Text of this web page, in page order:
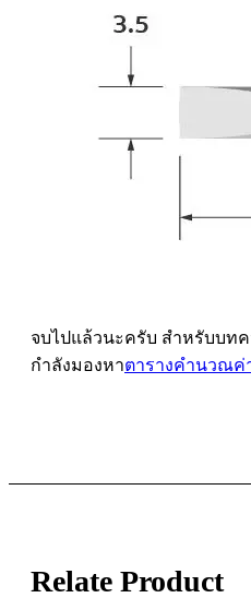
จบไปแล้วนะครับ สำหรับบท
กำลังมองหาตารางคำนวณค่
Relate Product